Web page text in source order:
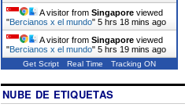
A visitor from Singaporeviewed
"Bercianos x el mundo" 5 hrs 18 mins ago
A visitor from Singaporeviewed
"Bercianos x el mundo" 5 hrs 19 mins ago
Get Script Real Time Tracking ON
NUBE DE ETIQUETAS